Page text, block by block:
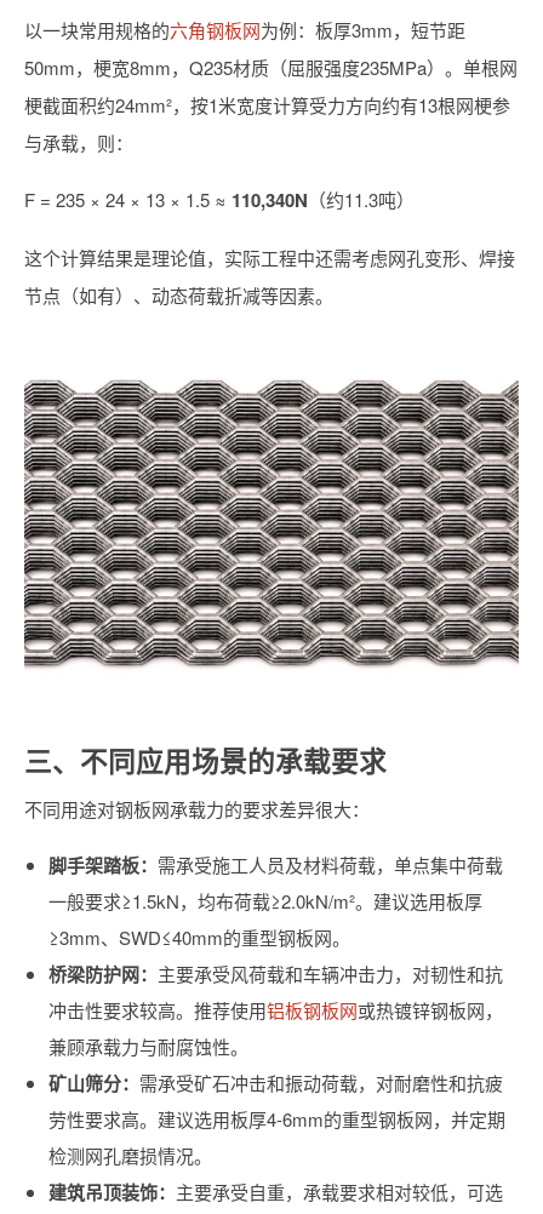
以一块常用规格的六角钢板网为例：板厚3mm，短节距
50mm，梗宽8mm，Q235材质（屈服强度235MPa）。单根网
梗截面积约24mm²，按1米宽度计算受力方向约有13根网梗参
与承载，则：
F = 235 × 24 × 13 × 1.5 ≈ 110,340N （约11.3吨）
这个计算结果是理论值，实际工程中还需考虑网孔变形、焊接
节点（如有）、动态荷载折减等因素。
三、不同应用场景的承载要求
不同用途对钢板网承载力的要求差异很大：
脚手架踏板： 需承受施工人员及材料荷载，单点集中荷载
一般要求≥1.5kN，均布荷载≥2.0kN/m²。建议选用板厚
≥3mm、SWD≤40mm的重型钢板网。
桥梁防护网： 主要承受风荷载和车辆冲击力，对韧性和抗
冲击性要求较高。推荐使用铝板钢板网或热镀锌钢板网，
兼顾承载力与耐腐蚀性。
矿山筛分： 需承受矿石冲击和振动荷载，对耐磨性和抗疲
劳性要求高。建议选用板厚4-6mm的重型钢板网，并定期
检测网孔磨损情况。
建筑吊顶装饰： 主要承受自重，承载要求相对较低，可选